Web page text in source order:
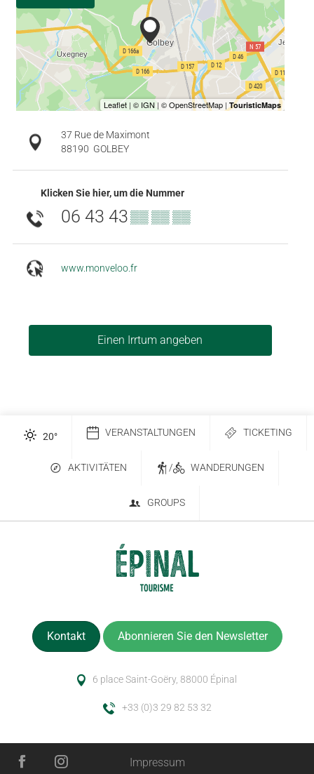
37 Rue de Maximont
88190 GOLBEY
Klicken Sie hier, um die Nummer
06 43 43▒▒ ▒▒ ▒▒
www.monveloo.fr
Einen Irrtum angeben
20° VERANSTALTUNGEN TICKETING
AKTIVITÄTEN / WANDERUNGEN
GROUPS
Kontakt Abonnieren Sie den Newsletter
6 place Saint-Goëry, 88000 Épinal
+33 (0)3 29 82 53 32
Impressum